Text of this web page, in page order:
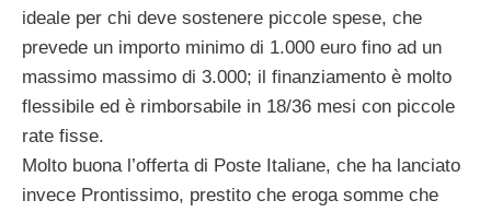
ideale per chi deve sostenere piccole spese, che
prevede un importo minimo di 1.000 euro fino ad un
massimo massimo di 3.000; il finanziamento è molto
flessibile ed è rimborsabile in 18/36 mesi con piccole
rate fisse.
Molto buona l’offerta di Poste Italiane, che ha lanciato
invece Prontissimo, prestito che eroga somme che